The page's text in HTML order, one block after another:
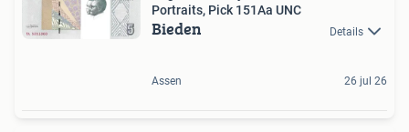
Portraits, Pick 151Aa UNC
Bieden Details
Assen 26 jul 26